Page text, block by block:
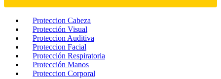
Proteccion Cabeza
Protección Visual
Proteccion Auditiva
Proteccion Facial
Protección Respiratoria
Protección Manos
Proteccion Corporal